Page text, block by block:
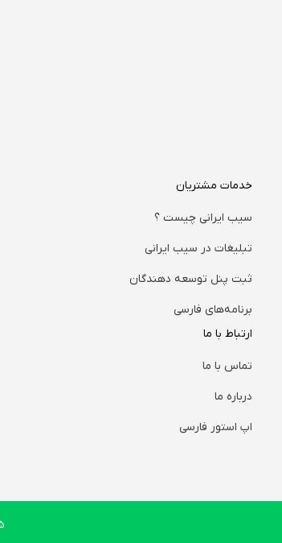
خدمات مشتریان
سیب ایرانی چیست ؟
تبلیغات در سیب ایرانی
ثبت پنل توسعه دهندگان
برنامه‌های فارسی
ارتباط با ما
تماس با ما
درباره ما
اپ استور فارسی